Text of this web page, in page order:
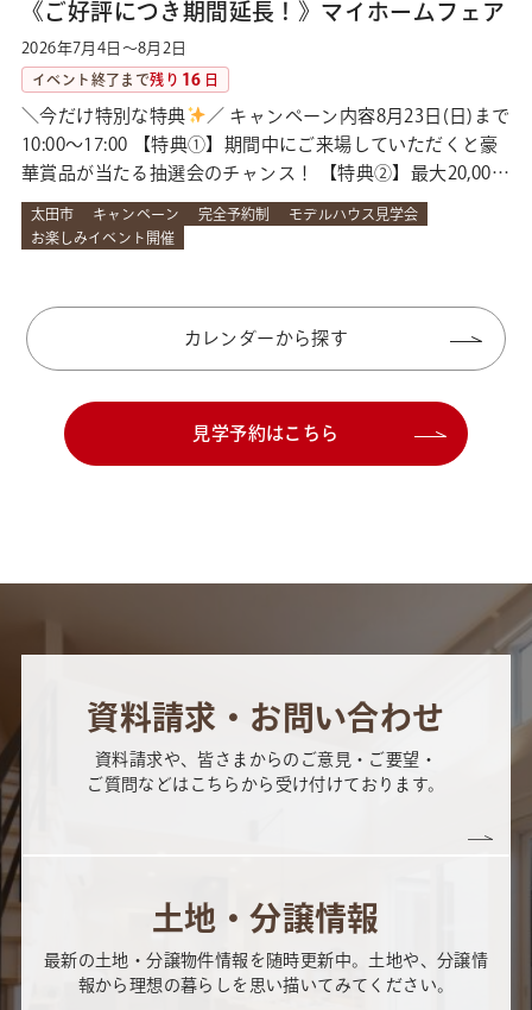
《ご好評につき期間延長！》マイホームフェア
2026年7月4日～8月2日
イベント終了まで残り 16 日
＼今だけ特別な特典
／ キャンペーン内容8月23日(日)まで
10:00～17:00 【特典①】期間中にご来場していただくと豪
華賞品が当たる抽選会のチャンス！ 【特典②】最大20,000
円分のAmazonギフトカード 来場されたお子様限定でプレ
ゼントもご用意しております♪ 2棟の平屋モデルハウスを
太田市 キャンペーン 完全予約制
モデルハウス見学会
お楽しみイベント開催
カレンダーから探す
見学予約はこちら
資料請求・お問い合わせ
資料請求や、皆さまからのご意見・ご要望・
ご質問などはこちらから受け付けております。
土地・分譲情報
最新の土地・分譲物件情報を随時更新中。土地や、分譲情
報から理想の暮らしを思い描いてみてください。